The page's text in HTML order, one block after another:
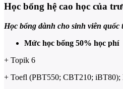
Học bổng hệ cao học của
Học bổng dành cho sinh viên quốc
Mức học bổng 50% học phí
+ Topik 6
+ Toefl (PBT550; CBT210; iBT80);